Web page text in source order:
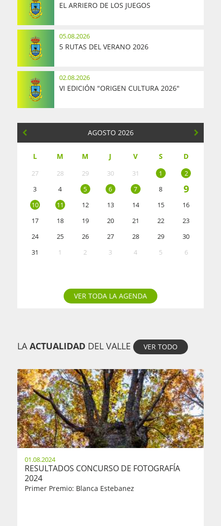
EL ARRIERO DE LOS JUEGOS
05.08.2026
5 RUTAS DEL VERANO 2026
02.08.2026
VI EDICIÓN "ORIGEN CULTURA 2026"
AGOSTO 2026
L M M J V S D
27 28 29 30 31 1
2
3
4 5 6 7 8 9
10 11 12 13 14 15
16
17
18 19 20 21 22
23
24
25 26 27 28 29
30
31
1 2 3 4 5 6
VER TODA LA AGENDA
LAACTUALIDAD DEL VALLE VER TODO
01.08.2024
RESULTADOS CONCURSO DE FOTOGRAFÍA
2024
Primer Premio: Blanca Estebanez